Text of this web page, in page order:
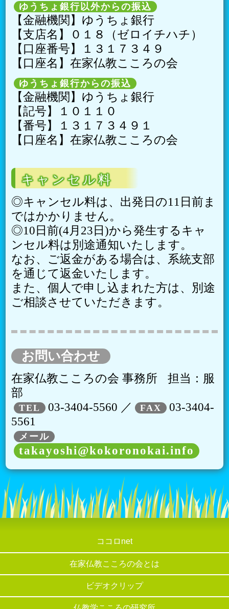
ゆうちょ銀行以外からの振込
【金融機関】ゆうちょ銀行
【支店名】０１８（ゼロイチハチ）
【口座番号】１３１７３４９
【口座名】在家仏教こころの会
ゆうちょ銀行からの振込
【金融機関】ゆうちょ銀行
【記号】１０１１０
【番号】１３１７３４９１
【口座名】在家仏教こころの会
キャンセル料
◎キャンセル料は、出発日の11日前ま
ではかかりません。
◎10日前(4月23日)から発生するキャ
ンセル料は別途通知いたします。
なお、ご返金がある場合は、系統支部
を通じて返金いたします。
また、個人で申し込まれた方は、別途
ご相談させていただきます。
お問い合わせ
在家仏教こころの会 事務所
担当：服
部
TEL 03-3404-5560 ／ FAX
03-3404-
5561
メール
takayoshi@kokoronokai.info
ココロnet
在家仏教こころの会とは
ビデオクリップ